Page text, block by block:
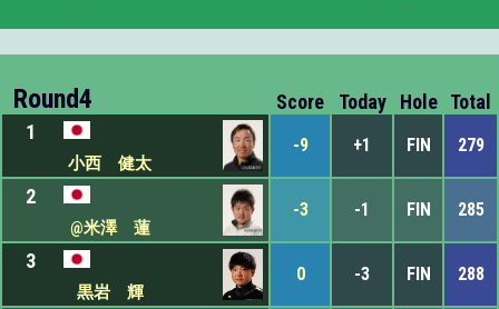
Round4 Score Today Hole Total
1
小西 健太
-9 +1 FIN 279
2
@米澤 蓮
-3 -1 FIN 285
3
黒岩 輝
0 -3 FIN 288